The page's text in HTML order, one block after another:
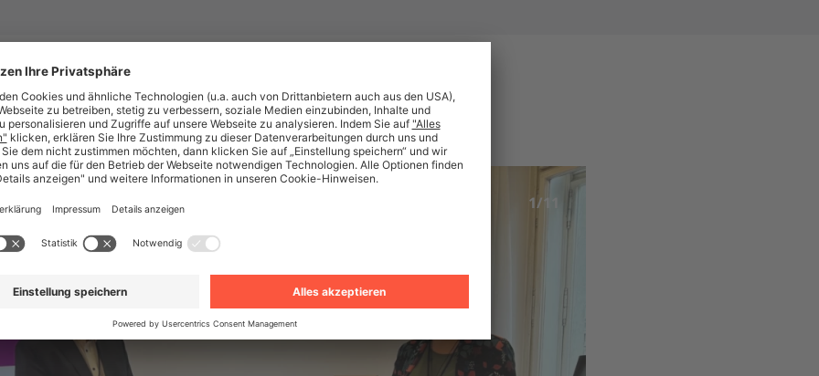
war das Jahrestreffen Forum Einkauf
1/11